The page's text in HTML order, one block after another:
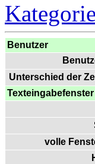
Benutzer
Unterschied der
Texteingabefenster
volle